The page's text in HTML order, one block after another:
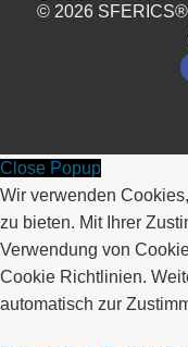
© 2026 SFERICS®
Close Popup
Wir verwenden
zu bieten. Mit Ihrer
Verwendung von
Cookie Richtlinien.
automatisch zur